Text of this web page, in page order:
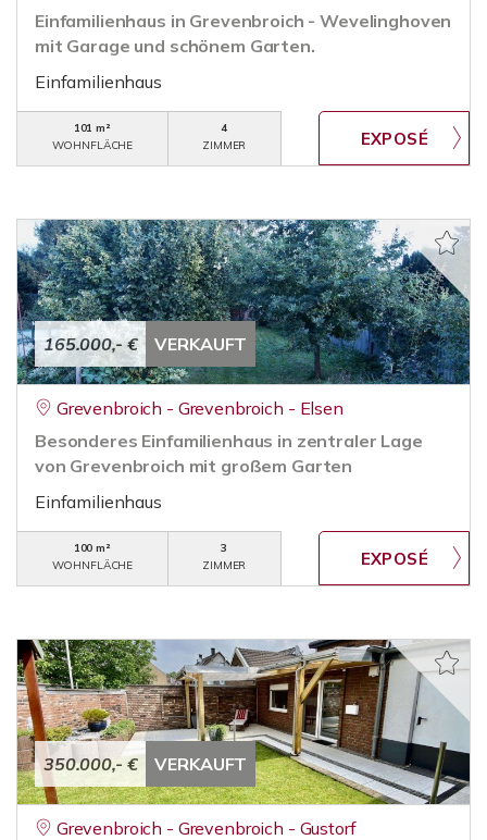
Einfamilienhaus in Grevenbroich - Wevelinghoven
mit Garage und schönem Garten.
Einfamilienhaus
101 m²
WOHNFLÄCHE
4
ZIMMER
165.000,- € VERKAUFT
Grevenbroich - Grevenbroich - Elsen
Besonderes Einfamilienhaus in zentraler Lage
von Grevenbroich mit großem Garten
Einfamilienhaus
100 m²
WOHNFLÄCHE
3
ZIMMER
350.000,- € VERKAUFT
Grevenbroich - Grevenbroich - Gustorf